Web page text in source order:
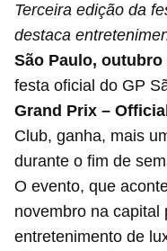
Terceira edição da
destaca
São Paulo, outubro
festa oficial do GP
Grand Prix –
Club, ganha, mais
durante o fim de
O evento, que
novembro na capital
entretenimento de